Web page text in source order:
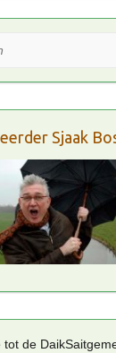
Sjaak
tot de